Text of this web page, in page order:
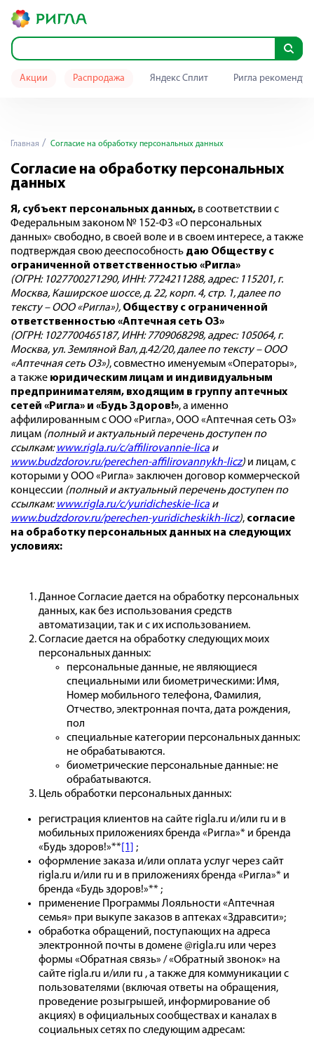
Акции Распродажа Яндекс Сплит Ригла
Главная Согласие на обработку персональных данных
Согласие на обработку персональных
данных
Я, субъект персональных данных, в соответствии с
Федеральным законом № 152-ФЗ «О персональных
данных» свободно, в своей воле и в своем интересе, а также
подтверждая свою дееспособность даю Обществу с
ограниченной ответственностью «Ригла»
(ОГРН: 1027700271290, ИНН: 7724211288, адрес: 115201, г.
Москва, Каширское шоссе, д. 22, корп. 4, стр. 1, далее по
тексту – ООО «Ригла»), Обществу с ограниченной
ответственностью «Аптечная сеть О3»
(ОГРН: 1027700465187, ИНН: 7709068298, адрес: 105064, г.
Москва, ул. Земляной Вал, д.42/20, далее по тексту – ООО
«Аптечная сеть О3»), совместно именуемым «Операторы»,
а также юридическим лицам и индивидуальным
предпринимателям, входящим в группу аптечных
сетей «Ригла» и «Будь Здоров!», а именно
аффилированным с ООО «Ригла», ООО «Аптечная сеть О3»
лицам (полный и актуальный перечень доступен по
ссылкам:www.rigla.ru/c/affilirovannie-lica и
www.budzdorov.ru/perechen-affilirovannykh-licz) и лицам, с
которыми у ООО «Ригла» заключен договор коммерческой
концессии (полный и актуальный перечень доступен по
ссылкам:www.rigla.ru/c/yuridicheskie-lica и
www.budzdorov.ru/perechen-yuridicheskikh-licz), согласие
на обработку персональных данных на следующих
условиях:
Данное Согласие дается на обработку персональных
данных, как без использования средств
автоматизации, так и с их использованием.
Согласие дается на обработку следующих моих
персональных данных:
персональные данные, не являющиеся
специальными или биометрическими: Имя,
Номер мобильного телефона, Фамилия,
Отчество, электронная почта, дата рождения,
пол
специальные категории персональных данных:
не обрабатываются.
биометрические персональные данные: не
обрабатываются.
Цель обработки персональных данных:
регистрация клиентов на сайте rigla.ru и/или ru и в
мобильных приложениях бренда «Ригла»* и бренда
«Будь здоров!»** [1]
;
оформление заказа и/или оплата услуг через сайт
rigla.ru и/или ru и в приложениях бренда «Ригла»* и
бренда «Будь здоров!»** ;
применение Программы Лояльности «Аптечная
семья» при выкупе заказов в аптеках «Здравсити»;
обработка обращений, поступающих на адреса
электронной почты в домене @rigla.ru или через
формы «Обратная связь» / «Обратный звонок» на
сайте rigla.ru и/или ru , а также для коммуникации с
пользователями (включая ответы на обращения,
проведение розыгрышей, информирование об
акциях) в официальных сообществах и каналах в
социальных сетях по следующим адресам: